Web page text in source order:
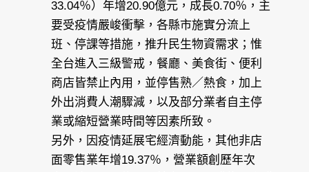
33.04％）年增20.90億元，成長0.70％，主
要受疫情嚴峻衝擊，各縣市施實分流上
班、停課等措施，推升民生物資需求；惟
全台進入三級警戒，餐廳、美食街、便利
商店皆禁止內用，並停售熟／熱食，加上
外出消費人潮驟減，以及部分業者自主停
業或縮短營業時間等因素所致。
另外，因疫情延展宅經濟動能，其他非店
面零售業年增19.37％，營業額創歷年次